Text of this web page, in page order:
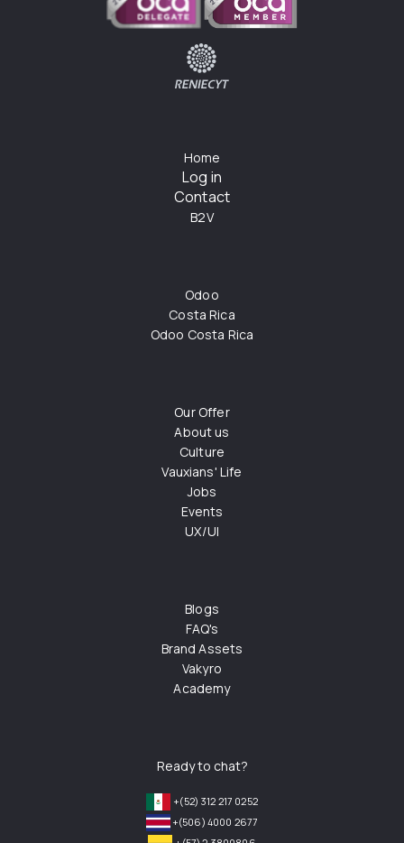
Home
Log in
Contact
B2V
Odoo
Costa Rica
Odoo Costa Rica
Our Offer
About us
Culture
Vauxians' Life
Jobs
Events
UX/UI
Blogs
FAQ's
Brand Assets
Vakyro
Academy
Ready to chat?
+(52) 312 217 0252
+(506) 4000 2677